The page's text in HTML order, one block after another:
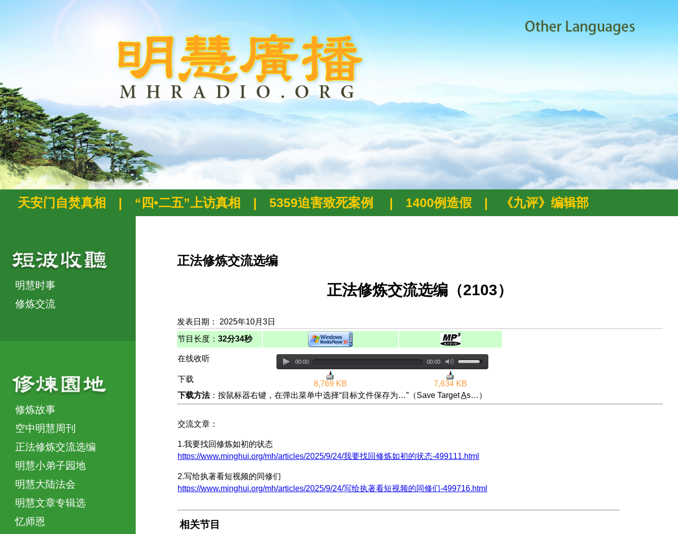
天安门自焚真相 | “四•二五”上访真相 | 5359迫害致死案例 | 1400例造假 | 《九评》编辑部
明慧时事
修炼交流
修炼故事
空中明慧周刊
正法修炼交流选编
明慧小弟子园地
明慧大陆法会
明慧文章专辑选
忆师恩
正法修炼交流选编
正法修炼交流选编（2103）
发表日期： 2025年10月3日
节目长度： 32分34秒
在线收听 00:00 00:00
下载
8,769 KB
7,634 KB
下载方法：按鼠标器右键，在弹出菜单中选择“目标文件保存为…”（Save TargetAs…）
交流文章：
1.我要找回修炼如初的状态
https://www.minghui.org/mh/articles/2025/9/24/我要找回修炼如初的状态-499111.html
2.写给执著看短视频的同修们
https://www.minghui.org/mh/articles/2025/9/24/写给执著看短视频的同修们-499716.html
相关节目